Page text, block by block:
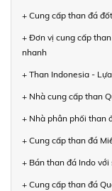
+ Cung cấp than đá
+ Đơn vị cung cấp
nhanh
+ Than Indonesia -
+ Nhà cung cấp than
+ Nhà phân phối than
+ Cung cấp than đá
+ Bán than đá Indo
+ Cung cấp than đá